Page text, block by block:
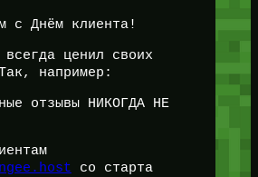
с Днём клиента!
всегда ценил своих
например:
отзывы НИКОГДА НЕ
со старта